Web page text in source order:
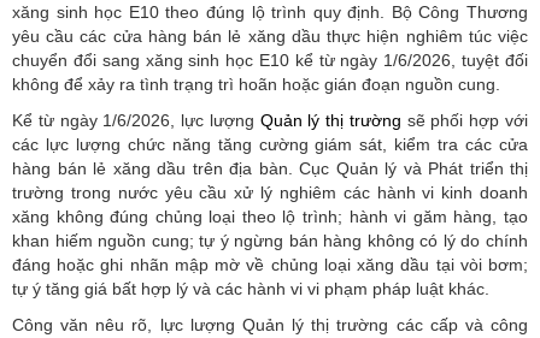
xăng sinh học E10 theo đúng lộ trình quy định. Bộ Công Thương
yêu cầu các cửa hàng bán lẻ xăng dầu thực hiện nghiêm túc việc
chuyển đổi sang xăng sinh học E10 kể từ ngày 1/6/2026, tuyệt đối
không để xảy ra tình trạng trì hoãn hoặc gián đoạn nguồn cung.
Kể từ ngày 1/6/2026, lực lượng Quản lý thị trường sẽ phối hợp với
các lực lượng chức năng tăng cường giám sát, kiểm tra các cửa
hàng bán lẻ xăng dầu trên địa bàn. Cục Quản lý và Phát triển thị
trường trong nước yêu cầu xử lý nghiêm các hành vi kinh doanh
xăng không đúng chủng loại theo lộ trình; hành vi găm hàng, tạo
khan hiếm nguồn cung; tự ý ngừng bán hàng không có lý do chính
đáng hoặc ghi nhãn mập mờ về chủng loại xăng dầu tại vòi bơm;
tự ý tăng giá bất hợp lý và các hành vi vi phạm pháp luật khác.
Công văn nêu rõ, lực lượng Quản lý thị trường các cấp và công